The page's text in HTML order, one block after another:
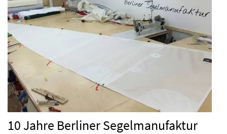
10 Jahre Berliner Segelmanufaktur